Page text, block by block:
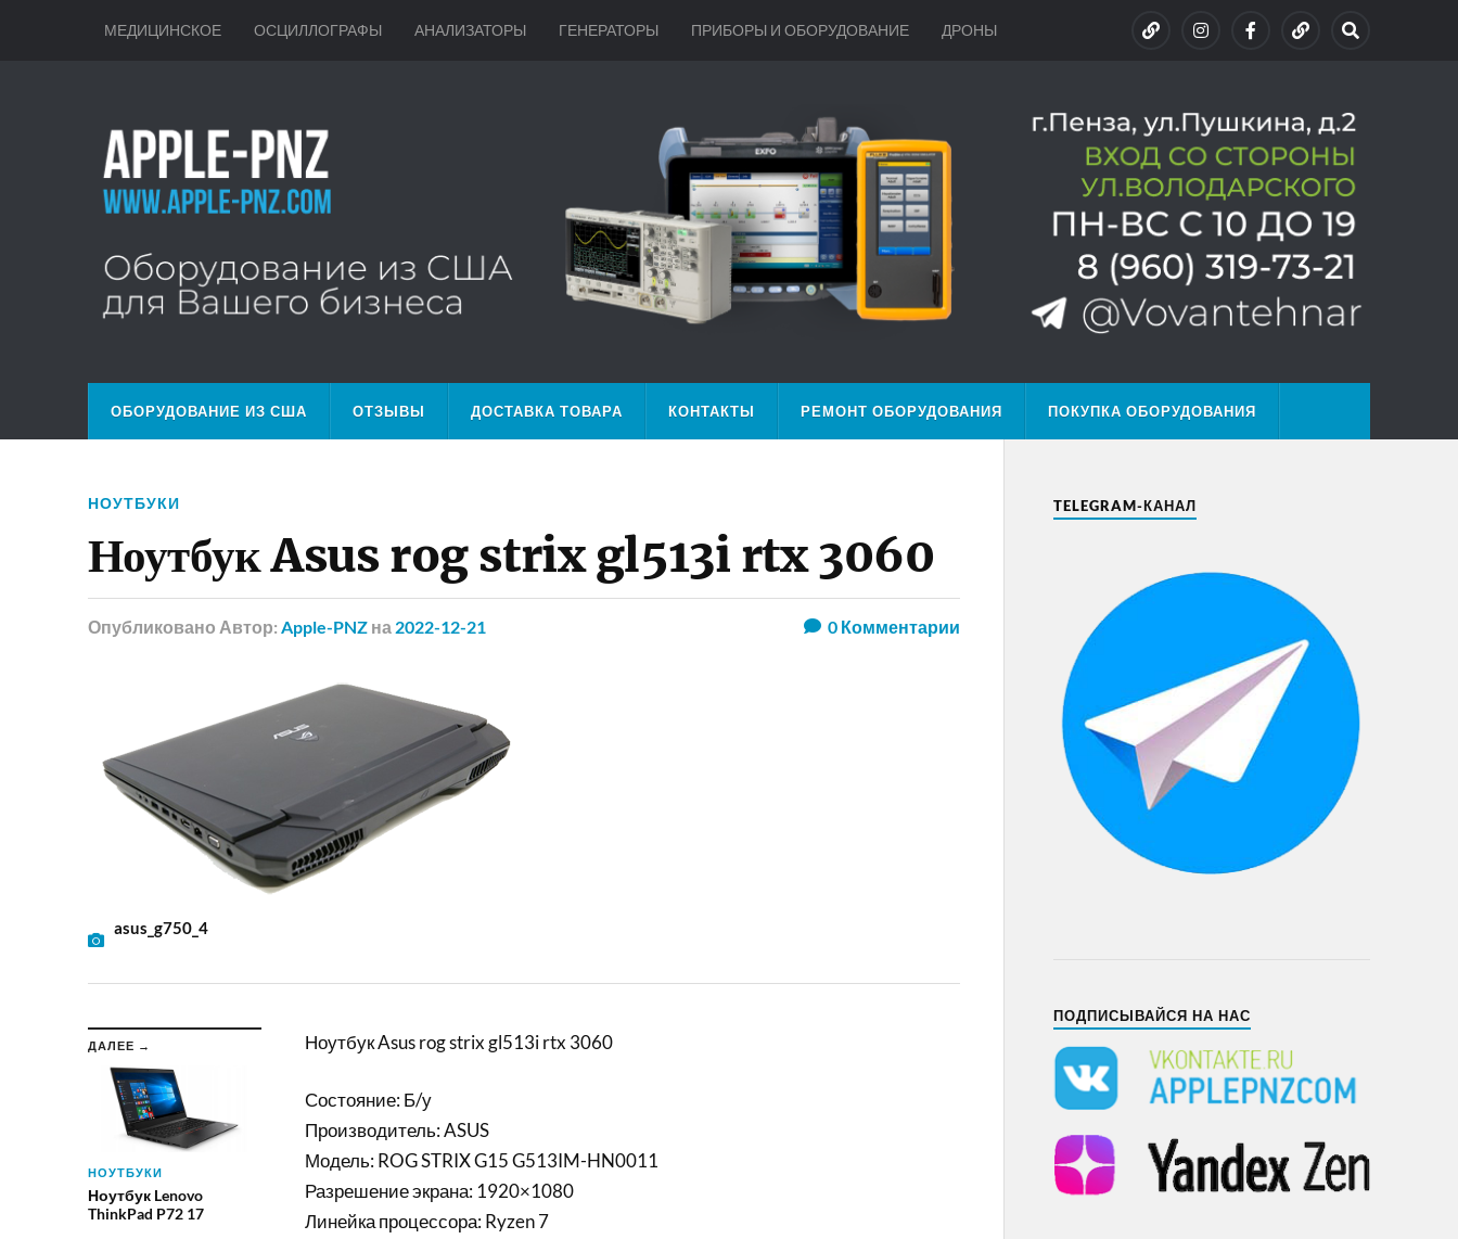
МЕДИЦИНСКОЕ ОСЦИЛЛОГРАФЫ АНАЛИЗАТОРЫ ГЕНЕРАТОРЫ ПРИБОРЫ И ОБОРУДОВАНИЕ ДРОНЫ
ОБОРУДОВАНИЕ ИЗ США ОТЗЫВЫ ДОСТАВКА ТОВАРА КОНТАКТЫ РЕМОНТ ОБОРУДОВАНИЯ ПОКУПКА ОБОРУДОВАНИЯ
НОУТБУКИ
Ноутбук Asus rog strix gl513i rtx 3060
Опубликовано Автор: Apple-PNZ на 2022-12-21 0Комментарии
asus_g750_4
ДАЛЕЕ →
НОУТБУКИ
Ноутбук Lenovo
ThinkPad P72 17
Ноутбук Asus rog strix gl513i rtx 3060
Состояние: Б/у
Производитель: ASUS
Модель: ROG STRIX G15 G513IM-HN0011
Разрешение экрана: 1920×1080
Линейка процессора: Ryzen 7
TELEGRAM-КАНАЛ
ПОДПИСЫВАЙСЯ НА НАС